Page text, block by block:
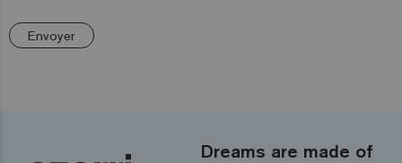
Envoyer
Dreams are made of